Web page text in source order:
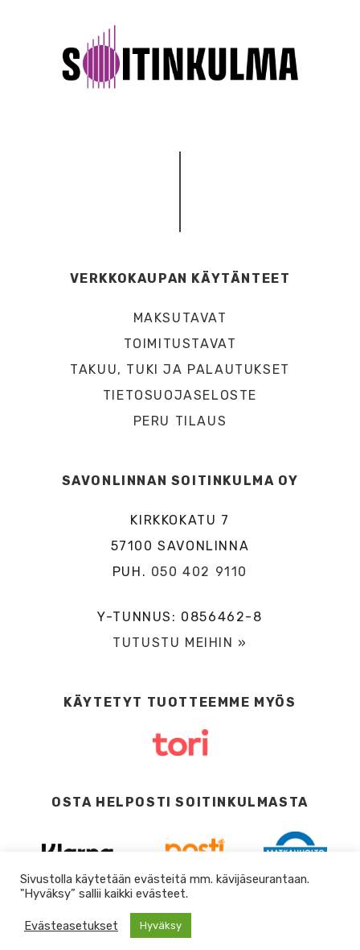
VERKKOKAUPAN KÄYTÄNTEET
MAKSUTAVAT
TOIMITUSTAVAT
TAKUU, TUKI JA PALAUTUKSET
TIETOSUOJASELOSTE
PERU TILAUS
SAVONLINNAN SOITINKULMA OY
KIRKKOKATU 7
57100 SAVONLINNA
PUH. 050 402 9110
Y-TUNNUS: 0856462-8
TUTUSTU MEIHIN »
KÄYTETYT TUOTTEEMME MYÖS
OSTA HELPOSTI SOITINKULMASTA
DESIGN BYDIGITAALI
Sivustolla käytetään evästeitä mm. kävijäseurantaan.
"Hyväksy” sallii kaikki evästeet.
Evästeasetukset Hyväksy